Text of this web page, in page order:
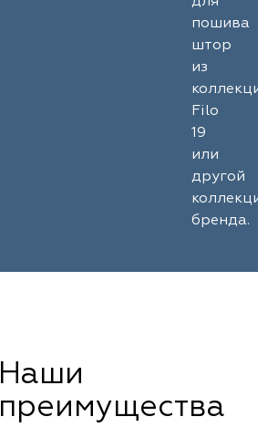
пошива
штор
из
Filo
19
или
другой
коллекции
бренда.
Наши
преимущества